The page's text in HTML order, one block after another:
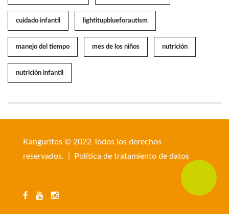
cuidado infantil lightitupblueforautism
manejo del tiempo mes de los niños nutrición
nutrición infantil
Kanguritos © 2022 Todos los derechos
reservados. | Política de tratamiento de datos